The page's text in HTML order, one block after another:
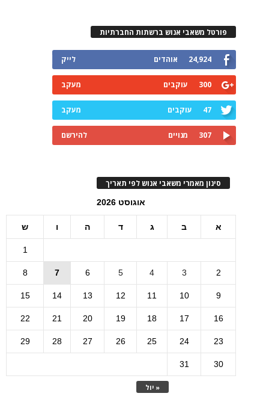
פורטל משאבי אנוש ברשתות החברתיות
24,924 אוהדים לייק
300 עוקבים מעקב
47 עוקבים מעקב
307 מנויים להירשם
סינון מאמרי משאבי אנוש לפי תאריך
אוגוסט 2026
א ב ג ד ה ו ש
« יול
1
2
3
4
5
6
7
8
9
10
11
12
13
14
15
16
17
18
19
20
21
22
23
24
25
26
27
28
29
30
31